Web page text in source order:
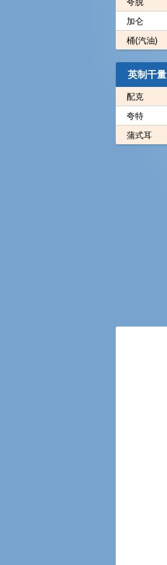
加仑
桶(汽油)
英制干量
配克
夸特
蒲式耳